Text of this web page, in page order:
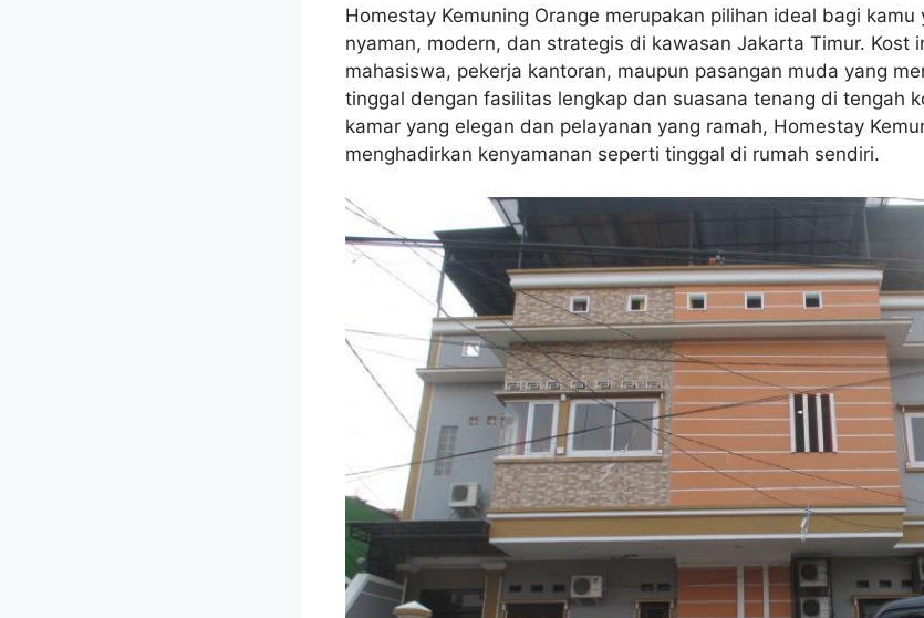
Homestay Kemuning Orange merupakan pilihan ideal bagi kamu
nyaman, modern, dan strategis di kawasan Jakarta Timur. Kost
mahasiswa, pekerja kantoran, maupun pasangan muda yang
tinggal dengan fasilitas lengkap dan suasana tenang di tengah
kamar yang elegan dan pelayanan yang ramah, Homestay
menghadirkan kenyamanan seperti tinggal di rumah sendiri.